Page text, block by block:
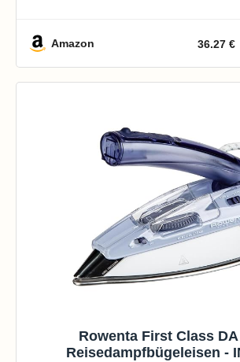
Amazon 36.27 €
Rowenta First Class DA
Reisedampfbügeleisen -